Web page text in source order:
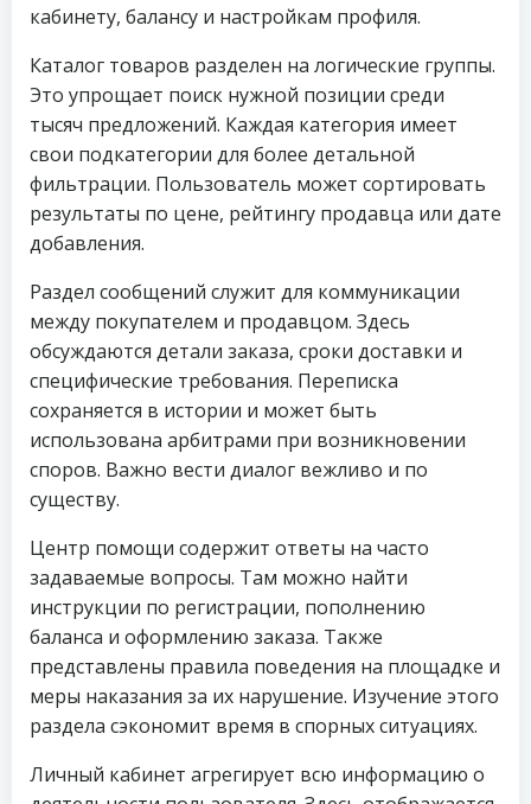
кабинету, балансу и настройкам профиля.
Каталог товаров разделен на логические группы.
Это упрощает поиск нужной позиции среди
тысяч предложений. Каждая категория имеет
свои подкатегории для более детальной
фильтрации. Пользователь может сортировать
результаты по цене, рейтингу продавца или дате
добавления.
Раздел сообщений служит для коммуникации
между покупателем и продавцом. Здесь
обсуждаются детали заказа, сроки доставки и
специфические требования. Переписка
сохраняется в истории и может быть
использована арбитрами при возникновении
споров. Важно вести диалог вежливо и по
существу.
Центр помощи содержит ответы на часто
задаваемые вопросы. Там можно найти
инструкции по регистрации, пополнению
баланса и оформлению заказа. Также
представлены правила поведения на площадке и
меры наказания за их нарушение. Изучение этого
раздела сэкономит время в спорных ситуациях.
Личный кабинет агрегирует всю информацию о